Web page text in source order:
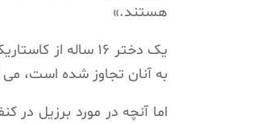
هستند.»
به آنان تجاوز شده است، می
اما آنچه در مورد برزیل در